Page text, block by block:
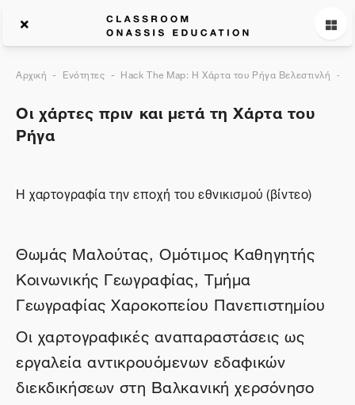
Αρχική Ενότητες Hack The Map: Η Χάρτα του Ρήγα Βελεστινλή
Οι χάρτες πριν και μετά τη Χάρτα του
Ρήγα
Η χαρτογραφία την εποχή του εθνικισμού (βίντεο)
Θωμάς Μαλούτας, Ομότιμος Καθηγητής
Κοινωνικής Γεωγραφίας, Τμήμα
Γεωγραφίας Χαροκοπείου Πανεπιστημίου
Οι χαρτογραφικές αναπαραστάσεις ως
εργαλεία αντικρουόμενων εδαφικών
διεκδικήσεων στη Βαλκανική χερσόνησο